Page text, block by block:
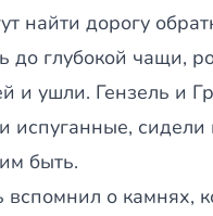
найти дорогу
до глубокой чащи,
и ушли. Гензель и
испуганные, сидели
быть.
вспомнил о камнях,